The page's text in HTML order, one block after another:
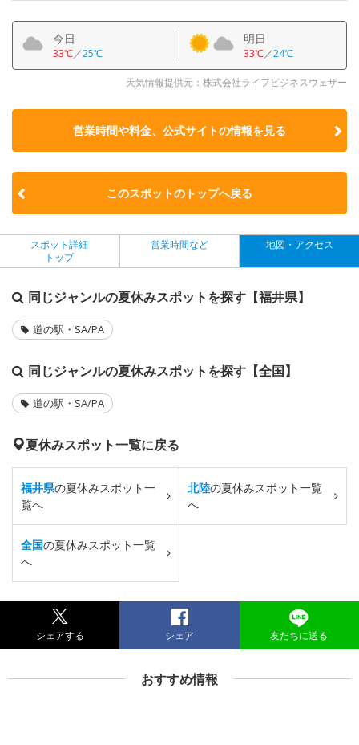
今日
33℃／25℃
明日
33℃／24℃
天気情報提供元：株式会社ライフビジネスウェザー
営業時間や料金、公式サイトの情報を見る
このスポットのトップへ戻る
スポット詳細
トップ
営業時間など 地図・アクセス
同じジャンルの夏休みスポットを探す【福井県】
道の駅・SA/PA
同じジャンルの夏休みスポットを探す【全国】
道の駅・SA/PA
夏休みスポット一覧に戻る
福井県の夏休みスポット一
覧へ
北陸の夏休みスポット一覧
へ
全国の夏休みスポット一覧
へ
シェアする シェア 友だちに送る
おすすめ情報